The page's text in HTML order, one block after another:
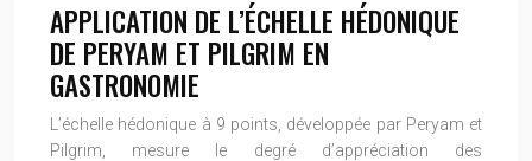
APPLICATION DE L’ÉCHELLE HÉDONIQUE
DE PERYAM ET PILGRIM EN
GASTRONOMIE
L’échelle hédonique à 9 points, développée par Peryam et
Pilgrim, mesure le degré d’appréciation des